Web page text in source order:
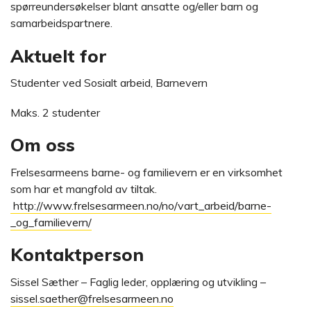
spørreundersøkelser blant ansatte og/eller barn og
samarbeidspartnere.
Aktuelt for
Studenter ved Sosialt arbeid, Barnevern
Maks. 2 studenter
Om oss
Frelsesarmeens barne- og familievern er en virksomhet
som har et mangfold av tiltak.
http://www.frelsesarmeen.no/no/vart_arbeid/barne-
_og_familievern/
Kontaktperson
Sissel Sæther – Faglig leder, opplæring og utvikling –
sissel.saether@frelsesarmeen.no